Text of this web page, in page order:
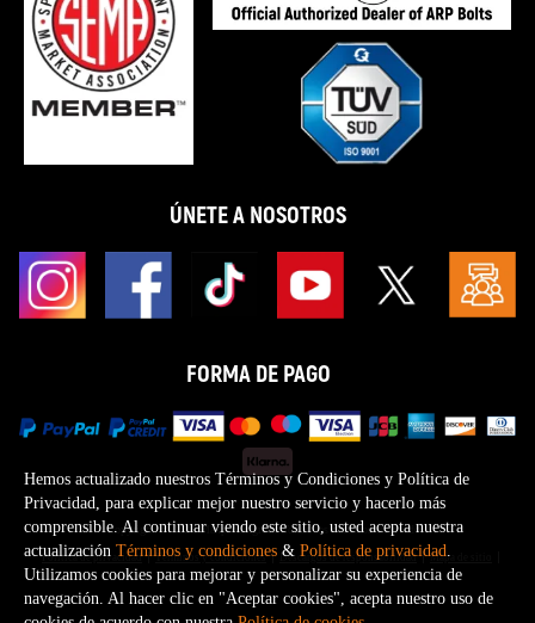
ÚNETE A NOSOTROS
FORMA DE PAGO
Copyright © 2026 Maxpeedingrods Todos los derechos reservados.
Política de privacidad Términos y condiciones Descargos de responsabilidad Mapa de sitio
Hemos actualizado nuestros Términos y Condiciones y Política de
Privacidad, para explicar mejor nuestro servicio y hacerlo más
comprensible. Al continuar viendo este sitio, usted acepta nuestra
actualización Términos y condiciones & Política de privacidad.
Utilizamos cookies para mejorar y personalizar su experiencia de
navegación. Al hacer clic en "Aceptar cookies", acepta nuestro uso de